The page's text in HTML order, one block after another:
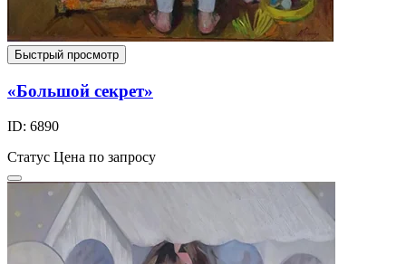
Быстрый просмотр
«Большой секрет»
ID: 6890
Статус Цена по запросу